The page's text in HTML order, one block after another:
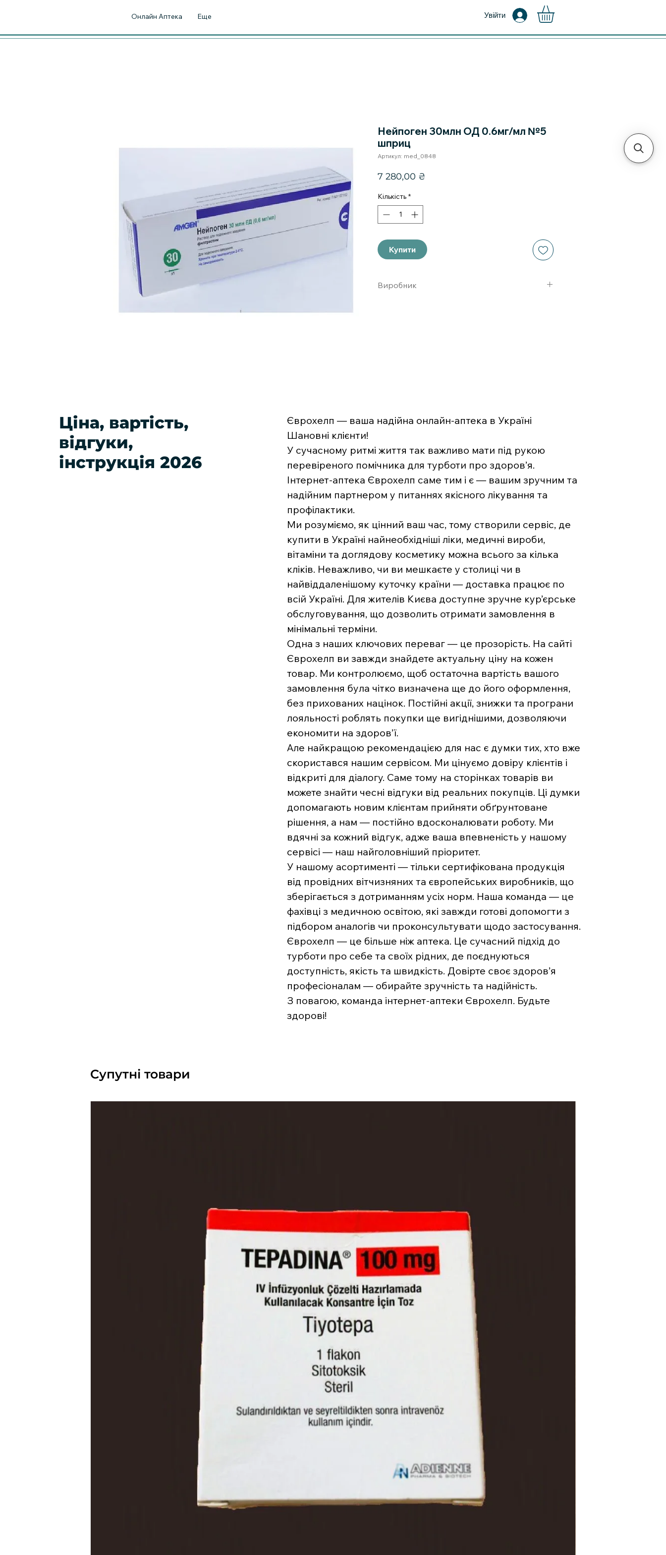
Онлайн Аптека Еще Увійти
Нейпоген 30млн ОД 0.6мг/мл №5
шприц
Артикул: med_0848
7 280,00 ₴
Кількість *
Купити
Виробник
Ціна, вартість,
відгуки,
інструкція 2026
Єврохелп — ваша надійна онлайн-аптека в Україні
Шановні клієнти!
У сучасному ритмі життя так важливо мати під рукою
перевіреного помічника для турботи про здоров’я.
Інтернет-аптека Єврохелп саме тим і є — вашим зручним та
надійним партнером у питаннях якісного лікування та
профілактики.
Ми розуміємо, як цінний ваш час, тому створили сервіс, де
купити в Україні найнеобхідніші ліки, медичні вироби,
вітаміни та доглядову косметику можна всього за кілька
кліків. Неважливо, чи ви мешкаєте у столиці чи в
найвіддаленішому куточку країни — доставка працює по
всій Україні. Для жителів Києва доступне зручне кур’єрське
обслуговування, що дозволить отримати замовлення в
мінімальні терміни.
Одна з наших ключових переваг — це прозорість. На сайті
Єврохелп ви завжди знайдете актуальну ціну на кожен
товар. Ми контролюємо, щоб остаточна вартість вашого
замовлення була чітко визначена ще до його оформлення,
без прихованих націнок. Постійні акції, знижки та програни
лояльності роблять покупки ще вигіднішими, дозволяючи
економити на здоров’ї.
Але найкращою рекомендацією для нас є думки тих, хто вже
скористався нашим сервісом. Ми цінуємо довіру клієнтів і
відкриті для діалогу. Саме тому на сторінках товарів ви
можете знайти чесні відгуки від реальних покупців. Ці думки
допомагають новим клієнтам прийняти обґрунтоване
рішення, а нам — постійно вдосконалювати роботу. Ми
вдячні за кожний відгук, адже ваша впевненість у нашому
сервісі — наш найголовніший пріоритет.
У нашому асортименті — тільки сертифікована продукція
від провідних вітчизняних та європейських виробників, що
зберігається з дотриманням усіх норм. Наша команда — це
фахівці з медичною освітою, які завжди готові допомогти з
підбором аналогів чи проконсультувати щодо застосування.
Єврохелп — це більше ніж аптека. Це сучасний підхід до
турботи про себе та своїх рідних, де поєднуються
доступність, якість та швидкість. Довірте своє здоров’я
професіоналам — обирайте зручність та надійність.
З повагою, команда інтернет-аптеки Єврохелп. Будьте
здорові!
Супутні товари